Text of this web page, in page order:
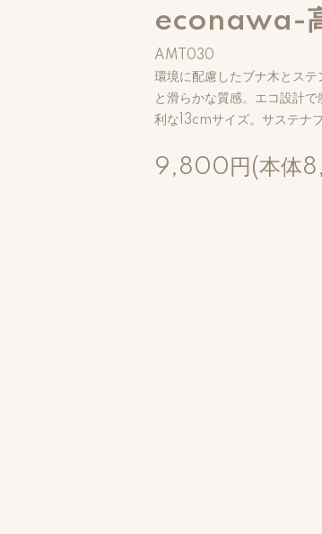
econawa-
AMT030
環境に配慮したブナ木とス
と滑らかな質感。エコ設計
利な13cmサイズ。サステナ
9,800円(本体